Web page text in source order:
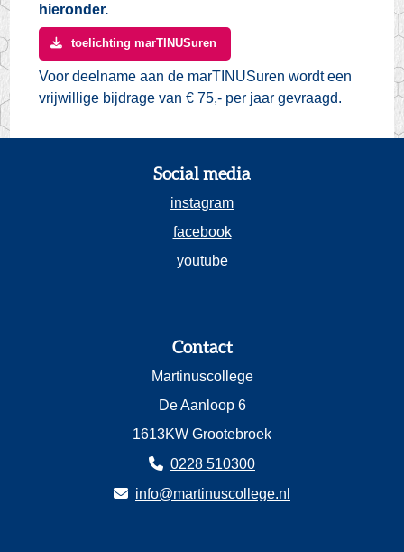
hieronder.
toelichting marTINUSuren
Voor deelname aan de marTINUSuren wordt een
vrijwillige bijdrage van € 75,- per jaar gevraagd.
Social media
instagram
facebook
youtube
Contact
Martinuscollege
De Aanloop 6
1613KW Grootebroek
0228 510300
info@martinuscollege.nl